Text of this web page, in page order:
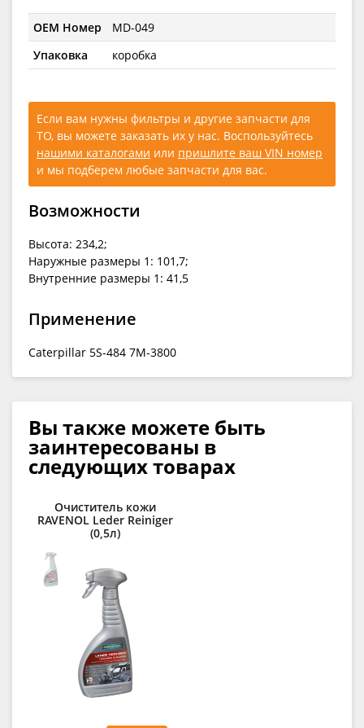
OEM Номер
MD-049
Упаковка
коробка
Если вам нужны фильтры и другие запчасти для
ТО, вы можете заказать их у нас. Воспользуйтесь
нашими каталогами или пришлите ваш VIN номер
и мы подберем любые запчасти для вас.
Возможности
Высота: 234,2;
Наружные размеры 1: 101,7;
Внутренние размеры 1: 41,5
Применение
Caterpillar 5S-484 7M-3800
Вы также можете быть
заинтересованы в
следующих товарах
Очиститель кожи
RAVENOL Leder Reiniger
(0,5л)